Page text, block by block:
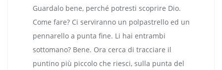
Guardalo bene, perché potresti scoprire Dio.
Come fare? Ci serviranno un polpastrello ed un
pennarello a punta fine. Li hai entrambi
sottomano? Bene. Ora cerca di tracciare il
puntino più piccolo che riesci, sulla punta del